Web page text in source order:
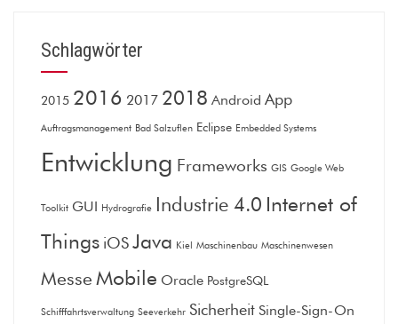
Schlagwörter
2015 2016 2017 2018 Android App
Auftragsmanagement Bad Salzuflen Eclipse Embedded Systems
Entwicklung Frameworks GIS Google Web
Toolkit GUI Hydrografie Industrie 4.0 Internet of
Things iOSJava Kiel Maschinenbau Maschinenwesen
Messe Mobile Oracle PostgreSQL
Schifffahrtsverwaltung Seeverkehr Sicherheit Single-Sign-On